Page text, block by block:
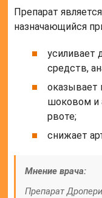
Препарат
назначающийся
усиливает
средств,
оказывает
шоковом и
рвоте;
снижает
Мнение врача:
Препарат